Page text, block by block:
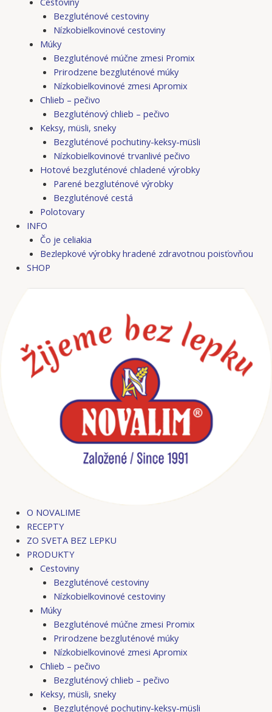
Bezgluténové cestoviny
Nízkobielkovinové cestoviny
Múky
Bezgluténové múčne zmesi Promix
Prirodzene bezgluténové múky
Nízkobielkovinové zmesi Apromix
Chlieb – pečivo
Bezgluténový chlieb – pečivo
Keksy, müsli, sneky
Bezgluténové pochutiny-keksy-müsli
Nízkobielkovinové trvanlivé pečivo
Hotové bezgluténové chladené výrobky
Parené bezgluténové výrobky
Bezgluténové cestá
Polotovary
INFO
Čo je celiakia
Bezlepkové výrobky hradené zdravotnou poisťovňou
SHOP
O NOVALIME
RECEPTY
ZO SVETA BEZ LEPKU
PRODUKTY
Cestoviny
Bezgluténové cestoviny
Nízkobielkovinové cestoviny
Múky
Bezgluténové múčne zmesi Promix
Prirodzene bezgluténové múky
Nízkobielkovinové zmesi Apromix
Chlieb – pečivo
Bezgluténový chlieb – pečivo
Keksy, müsli, sneky
Bezgluténové pochutiny-keksy-müsli